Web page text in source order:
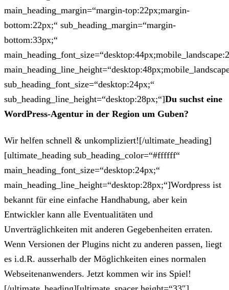
main_heading_margin=“margin-top:22px;margin-
bottom:22px;“ sub_heading_margin=“margin-
bottom:33px;“
sub_heading_font_size=“desktop:24px;“
sub_heading_line_height=“desktop:28px;“]Du suchst eine
WordPress-Agentur in der Region um Guben?
Wir helfen schnell & unkompliziert![/ultimate_heading]
[ultimate_heading sub_heading_color=“#ffffff“
main_heading_font_size=“desktop:24px;“
main_heading_line_height=“desktop:28px;“]Wordpress ist
bekannt für eine einfache Handhabung, aber kein
Entwickler kann alle Eventualitäten und
Unverträglichkeiten mit anderen Gegebenheiten erraten.
Wenn Versionen der Plugins nicht zu anderen passen, liegt
es i.d.R. ausserhalb der Möglichkeiten eines normalen
Webseitenanwenders. Jetzt kommen wir ins Spiel!